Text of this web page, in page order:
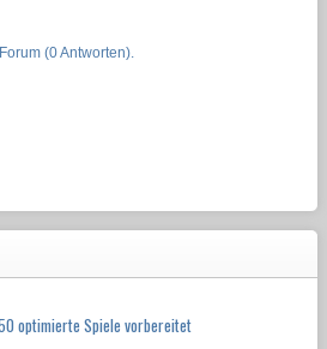
(0 Antworten).
optimierte Spiele vorbereitet